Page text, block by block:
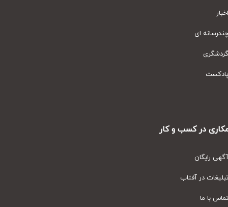
ای
در کسب و کار
رایگان
در آفتاب
با ما